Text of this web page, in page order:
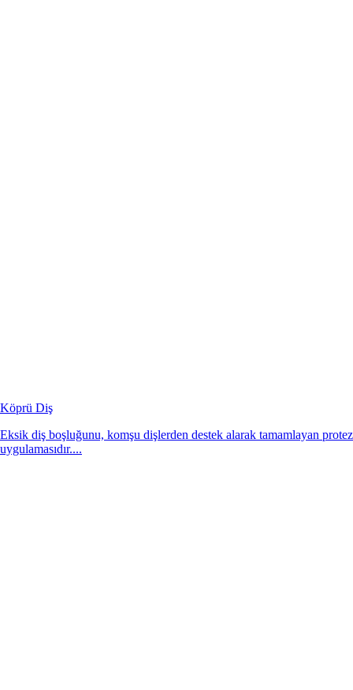
Köprü Diş
Eksik diş boşluğunu, komşu dişlerden destek alarak tamamlayan protez
uygulamasıdır....